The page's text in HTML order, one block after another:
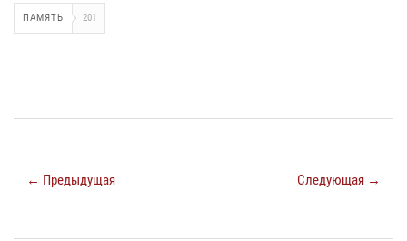
ПАМЯТЬ 201
← Предыдущая Следующая →